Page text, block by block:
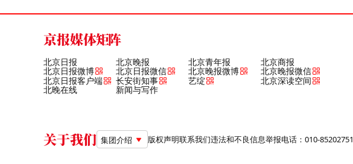
京报媒体矩阵
北京日报 北京晚报 北京青年报 北京商报
北京日报微博 北京日报微信 北京晚报微博
北京晚报微信
北京日报客户端
长安街知事 艺绽 北京深读空间
北晚在线 新闻与写作
关于我们 集团介绍 版权声明联系我们违法和不良信息举报电话：010-85202751